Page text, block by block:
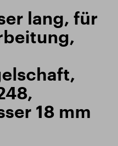
lang, für
18 mm